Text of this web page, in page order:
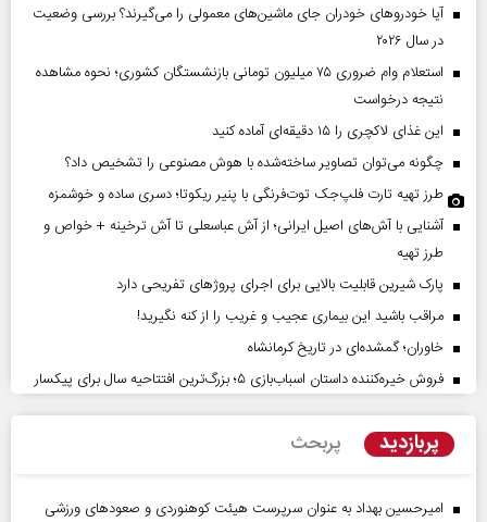
آیا خودروهای خودران جای ماشین‌های معمولی را می‌گیرند؟ بررسی وضعیت
در سال ۲۰۲۶
استعلام وام ضروری ۷۵ میلیون تومانی بازنشستگان کشوری؛ نحوه مشاهده
نتیجه درخواست
این غذای لاکچری را ۱۵ دقیقه‌ای آماده کنید
چگونه می‌توان تصاویر ساخته‌شده با هوش مصنوعی را تشخیص داد؟
طرز تهیه تارت فلپ‌جک توت‌فرنگی با پنیر ریکوتا؛ دسری ساده و خوشمزه
آشنایی با آش‌های اصیل ایرانی؛ از آش عباسعلی تا آش ترخینه + خواص و
طرز تهیه
پارک شیرین قابلیت‌ بالایی برای اجرای پروژهای تفریحی دارد
مراقب باشید این بیماری عجیب و غریب را از کنه نگیرید!
خاوران؛ گمشده‌ای در تاریخ کرمانشاه
فروش خیره‌کننده داستان اسباب‌بازی ۵؛ بزرگ‌ترین افتتاحیه سال برای پیکسار
پربازدید پربحث
امیرحسین بهداد به عنوان سرپرست هیئت کوهنوردی و صعودهای ورزشی